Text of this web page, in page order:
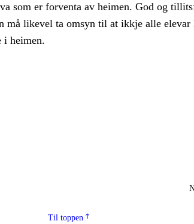
som er forventa av heimen. God og
må likevel ta omsyn til at ikkje alle elevar
i heimen.
Til toppen